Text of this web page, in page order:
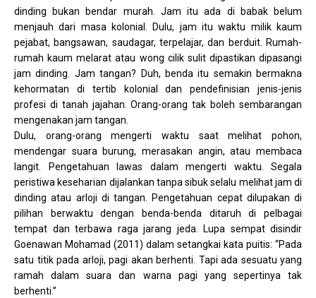
dinding bukan bendar murah. Jam itu ada di babak belum
menjauh dari masa kolonial. Dulu, jam itu waktu milik kaum
pejabat, bangsawan, saudagar, terpelajar, dan berduit. Rumah-
rumah kaum melarat atau wong cilik sulit dipastikan dipasangi
jam dinding. Jam tangan? Duh, benda itu semakin bermakna
kehormatan di tertib kolonial dan pendefinisian jenis-jenis
profesi di tanah jajahan. Orang-orang tak boleh sembarangan
mengenakan jam tangan.
Dulu, orang-orang mengerti waktu saat melihat pohon,
mendengar suara burung, merasakan angin, atau membaca
langit. Pengetahuan lawas dalam mengerti waktu. Segala
peristiwa keseharian dijalankan tanpa sibuk selalu melihat jam di
dinding atau arloji di tangan. Pengetahuan cepat dilupakan di
pilihan berwaktu dengan benda-benda ditaruh di pelbagai
tempat dan terbawa raga jarang jeda. Lupa sempat disindir
Goenawan Mohamad (2011) dalam setangkai kata puitis: “Pada
satu titik pada arloji, pagi akan berhenti. Tapi ada sesuatu yang
ramah dalam suara dan warna pagi yang sepertinya tak
berhenti.”